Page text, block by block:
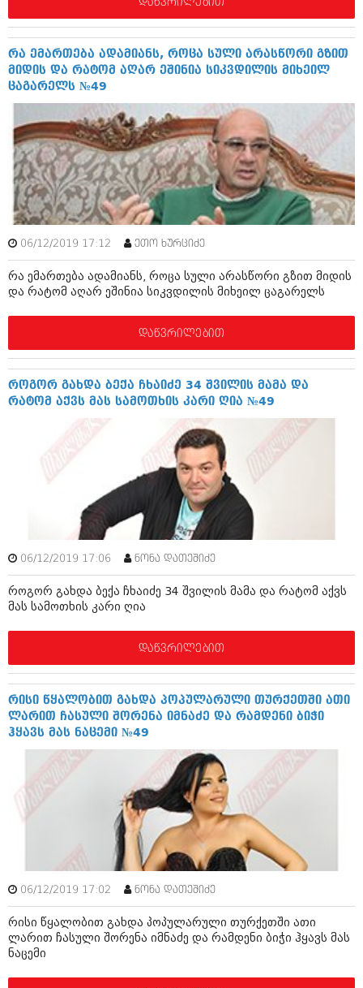
დეკემბერი 2015 (207)
ოქტომბერი 2015 (204)
სექტემბერი 2015 (215)
აგვისტო 2015 (286)
ივლისი 2015 (173)
ივნისი 2015 (261)
მაისი 2015 (194)
აპრილი 2015 (208)
მარტი 2015 (365)
თებერვალი 2015 (286)
იანვარი 2015 (247)
დეკემბერი 2014 (342)
ნოემბერი 2014 (290)
სექტემბერი 2014 (394)
აგვისტო 2014 (248)
ივნისი 2014 (366)
მაისი 2014 (313)
აპრილი 2014 (290)
მარტი 2014 (413)
თებერვალი 2014 (318)
იანვარი 2014 (297)
დეკემბერი 2013 (365)
ნოემბერი 2013 (279)
ოქტომბერი 2013 (256)
სექტემბერი 2013 (368)
აგვისტო 2013 (89)
ივლისი 2013 (182)
ივნისი 2013 (212)
მაისი 2013 (259)
მარტი 2013 (352)
თებერვალი 2013 (204)
იანვარი 2013 (334)
დეკემბერი 2012 (98)
ოქტომბერი 2012 (350)
აგვისტო 2012 (268)
ივლისი 2012 (322)
ივნისი 2012 (282)
მაისი 2012 (240)
აპრილი 2012 (294)
მარტი 2012 (259)
თებერვალი 2012 (376)
იანვარი 2012 (322)
ნოემბერი 2011 (471)
ოქტომბერი 2011 (754)
სექტემბერი 2011 (407)
აგვისტო 2011 (249)
ივლისი 2011 (400)
ივნისი 2011 (438)
აპრილი 2011 (294)
მარტი 2011 (654)
რა ემართება ადამიანს, როცა სული არასწორი გზით
მიდის და რატომ აღარ ეშინია სიკვდილის მიხეილ
ცაგარელს №49
06/12/2019 17:12 ეთო ხურციძე
რა ემართება ადამიანს, როცა სული არასწორი გზით მიდის
და რატომ აღარ ეშინია სიკვდილის მიხეილ ცაგარელს
დაწვრილებით
როგორ გახდა ბექა ჩხაიძე 34 შვილის მამა და
რატომ აქვს მას სამოთხის კარი ღია №49
06/12/2019 17:06 ნონა დათეშიძე
როგორ გახდა ბექა ჩხაიძე 34 შვილის მამა და რატომ აქვს
მას სამოთხის კარი ღია
დაწვრილებით
რისი წყალობით გახდა პოპულარული თურქეთში ათი
ლარით ჩასული შორენა იმნაძე და რამდენი ბიჭი
ჰყავს მას ნაცემი №49
06/12/2019 17:02 ნონა დათეშიძე
რისი წყალობით გახდა პოპულარული თურქეთში ათი
ლარით ჩასული შორენა იმნაძე და რამდენი ბიჭი ჰყავს მას
ნაცემი